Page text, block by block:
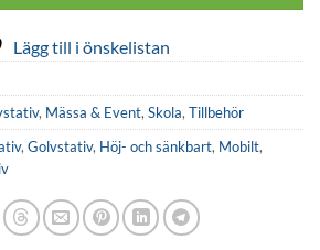
Lägg till i önskelistan
, Mässa & Event, Skola, Tillbehör
, Golvstativ, Höj- och sänkbart, Mobilt,